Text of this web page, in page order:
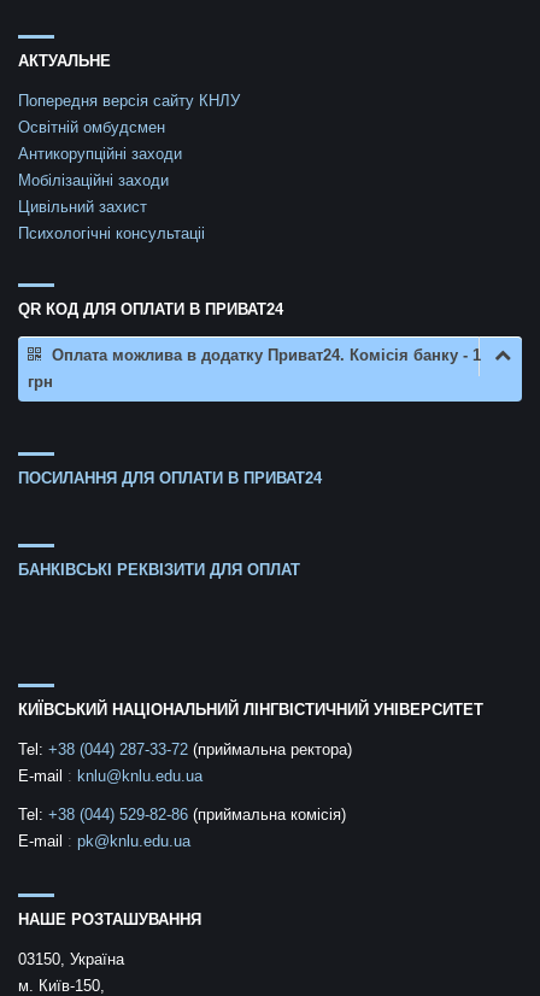
АКТУАЛЬНЕ
Попередня версія сайту КНЛУ
Освітній омбудсмен
Антикорупційні заходи
Мобілізаційні заходи
Цивільний захист
Психологічні консультаціі
QR КОД ДЛЯ ОПЛАТИ В ПРИВАТ24
Оплата можлива в додатку Приват24. Комісія банку - 1
грн
ПОСИЛАННЯ ДЛЯ ОПЛАТИ В ПРИВАТ24
БАНКІВСЬКІ РЕКВІЗИТИ ДЛЯ ОПЛАТ
КИЇВСЬКИЙ НАЦІОНАЛЬНИЙ ЛІНГВІСТИЧНИЙ УНІВЕРСИТЕТ
Tel: +38 (044) 287-33-72 (приймальна ректора)
E-mail : knlu@knlu.edu.ua
Tel: +38 (044) 529-82-86 (приймальна комісія)
E-mail : pk@knlu.edu.ua
НАШЕ РОЗТАШУВАННЯ
03150, Україна
м. Київ-150,